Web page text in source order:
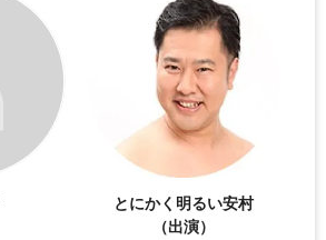
とにかく明るい安村
（出演）